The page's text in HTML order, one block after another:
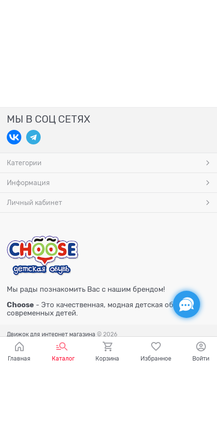
МЫ В СОЦ СЕТЯХ
Категории
Информация
Личный кабинет
Мы рады познакомить Вас с нашим брендом!
Choose - Это качественная, модная детская обувь для
современных детей.
Движок для интернет магазина © 2026
Главная Каталог Корзина Избранное Войти